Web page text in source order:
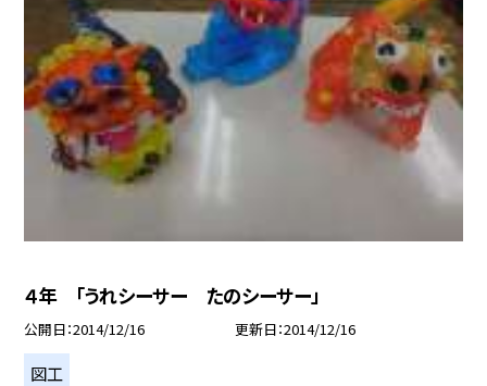
４年 「うれシーサー たのシーサー」
公開日 2014/12/16 更新日 2014/12/16
図工